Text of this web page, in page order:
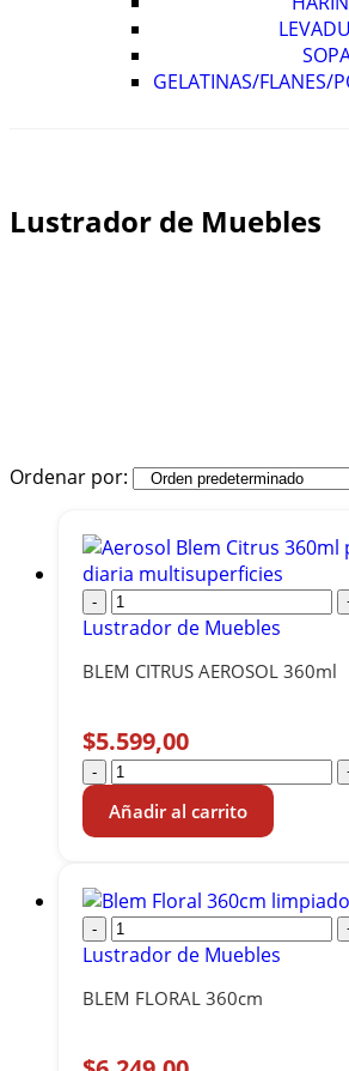
GELATINAS/FLANES/
Lustrador de Muebles
Ordenar por:
-
Lustrador de Muebles
BLEM CITRUS AEROSOL 360ml
$5.599,00
-
Añadir al carrito
-
Lustrador de Muebles
BLEM FLORAL 360cm